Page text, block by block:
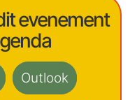
evenement
Outlook